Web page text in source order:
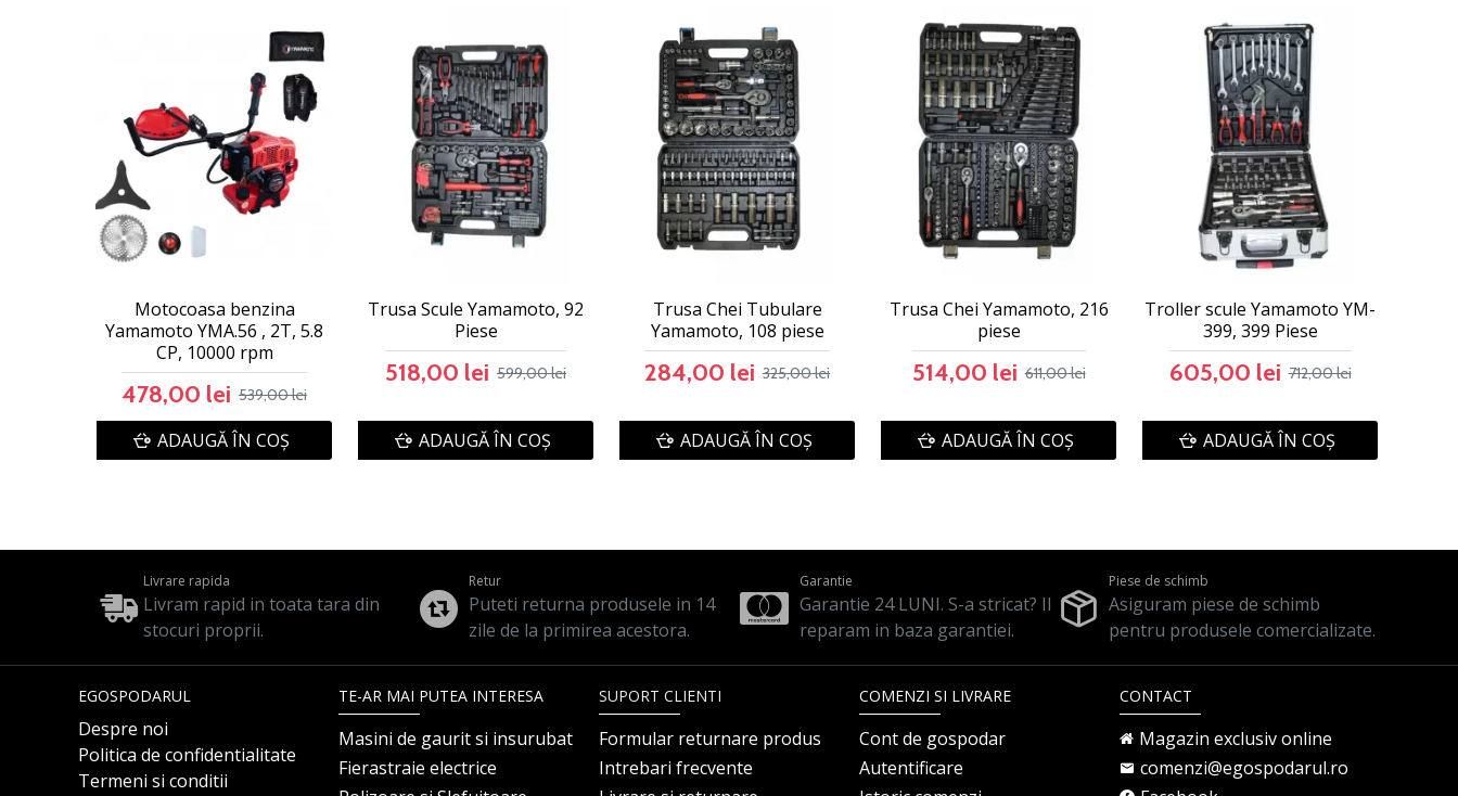
Motocoasa benzina
Yamamoto YMA.56 , 2T, 5.8
CP, 10000 rpm
478,00 lei 539,00 lei
ADAUGĂ ÎN COŞ
Trusa Scule Yamamoto, 92
Piese
518,00 lei 599,00 lei
ADAUGĂ ÎN COŞ
Trusa Chei Tubulare
Yamamoto, 108 piese
284,00 lei 325,00 lei
ADAUGĂ ÎN COŞ
Trusa Chei Yamamoto, 216
piese
514,00 lei 611,00 lei
ADAUGĂ ÎN COŞ
Troller scule Yamamoto YM-
399, 399 Piese
605,00 lei 712,00 lei
ADAUGĂ ÎN COŞ
Livrare rapida
Livram rapid in toata tara din
stocuri proprii.
Retur
Puteti returna produsele in 14
zile de la primirea acestora.
Garantie
Garantie 24 LUNI. S-a stricat? Il
reparam in baza garantiei.
Piese de schimb
Asiguram piese de schimb
pentru produsele comercializate.
EGOSPODARUL
Despre noi
Politica de confidentialitate
Termeni si conditii
TE-AR MAI PUTEA INTERESA
Masini de gaurit si insurubat
Fierastraie electrice
SUPORT CLIENTI
Formular returnare produs
Intrebari frecvente
COMENZI SI LIVRARE
Cont de gospodar
Autentificare
CONTACT
Magazin exclusiv online
comenzi@egospodarul.ro